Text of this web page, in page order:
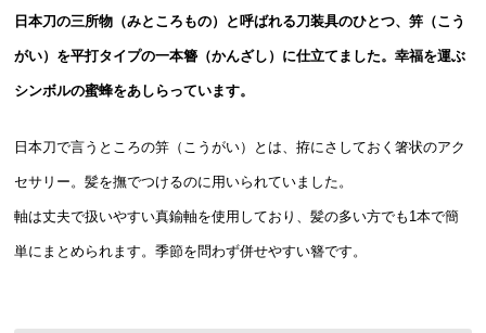
日本刀の三所物（みところもの）と呼ばれる刀装具のひとつ、笄（こう
がい）を平打タイプの一本簪（かんざし）に仕立てました。幸福を運ぶ
シンボルの蜜蜂をあしらっています。
日本刀で言うところの笄（こうがい）とは、拵にさしておく箸状のアク
セサリー。髪を撫でつけるのに用いられていました。
軸は丈夫で扱いやすい真鍮軸を使用しており、髪の多い方でも1本で簡
単にまとめられます。季節を問わず併せやすい簪です。